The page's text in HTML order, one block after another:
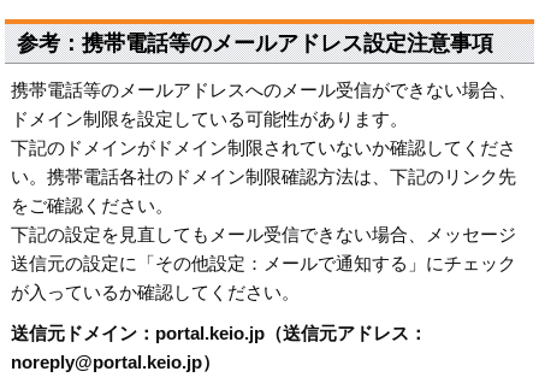
参考：携帯電話等のメールアドレス設定注意事項
携帯電話等のメールアドレスへのメール受信ができない場合、
ドメイン制限を設定している可能性があります。
下記のドメインがドメイン制限されていないか確認してくださ
い。携帯電話各社のドメイン制限確認方法は、下記のリンク先
をご確認ください。
下記の設定を見直してもメール受信できない場合、メッセージ
送信元の設定に「その他設定：メールで通知する」にチェック
が入っているか確認してください。
送信元ドメイン：portal.keio.jp（送信元アドレス：
noreply@portal.keio.jp）